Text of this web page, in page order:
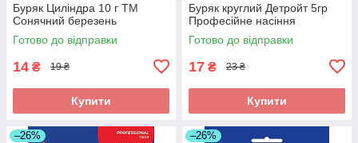
Буряк Циліндра 10 г ТМ
Сонячний березень
Готово до відправки
14 ₴ 19 ₴
Купити
Буряк круглий Детройт 5гр
Професійне насіння
Готово до відправки
17 ₴ 23 ₴
Купити
–26% –26%